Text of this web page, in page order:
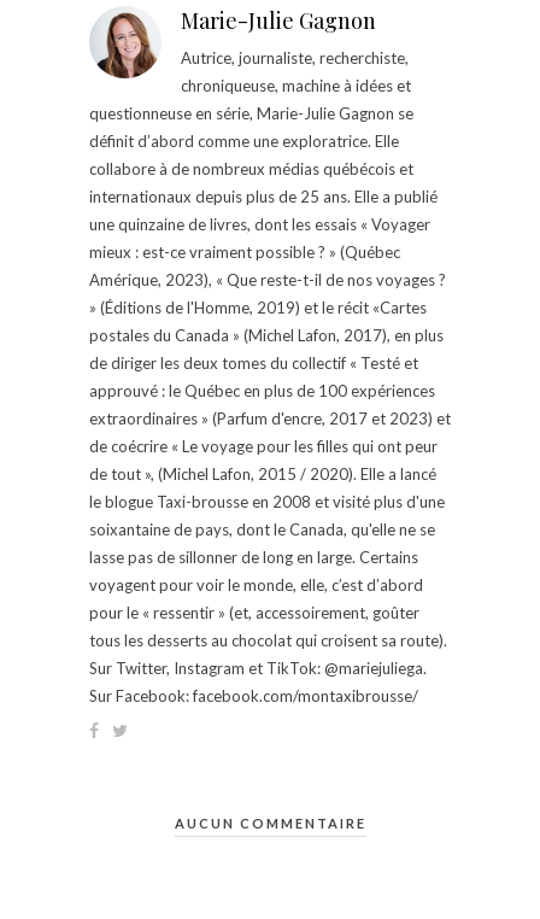
Marie-Julie Gagnon
Autrice, journaliste, recherchiste,
chroniqueuse, machine à idées et
questionneuse en série, Marie-Julie Gagnon se
définit d’abord comme une exploratrice. Elle
collabore à de nombreux médias québécois et
internationaux depuis plus de 25 ans. Elle a publié
une quinzaine de livres, dont les essais « Voyager
mieux : est-ce vraiment possible ? » (Québec
Amérique, 2023), « Que reste-t-il de nos voyages ?
» (Éditions de l'Homme, 2019) et le récit «Cartes
postales du Canada » (Michel Lafon, 2017), en plus
de diriger les deux tomes du collectif « Testé et
approuvé : le Québec en plus de 100 expériences
extraordinaires » (Parfum d'encre, 2017 et 2023) et
de coécrire « Le voyage pour les filles qui ont peur
de tout », (Michel Lafon, 2015 / 2020). Elle a lancé
le blogue Taxi-brousse en 2008 et visité plus d'une
soixantaine de pays, dont le Canada, qu'elle ne se
lasse pas de sillonner de long en large. Certains
voyagent pour voir le monde, elle, c’est d’abord
pour le « ressentir » (et, accessoirement, goûter
tous les desserts au chocolat qui croisent sa route).
Sur Twitter, Instagram et TikTok: @mariejuliega.
Sur Facebook: facebook.com/montaxibrousse/
AUCUN COMMENTAIRE